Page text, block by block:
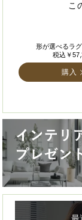
こ
形が選べるラグ
税込￥
購入